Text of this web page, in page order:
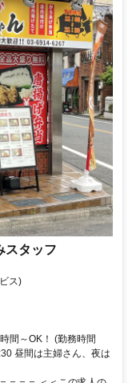
スタッフ
ス)
間～OK！ (勤務時間
昼間は主婦さん、夜は